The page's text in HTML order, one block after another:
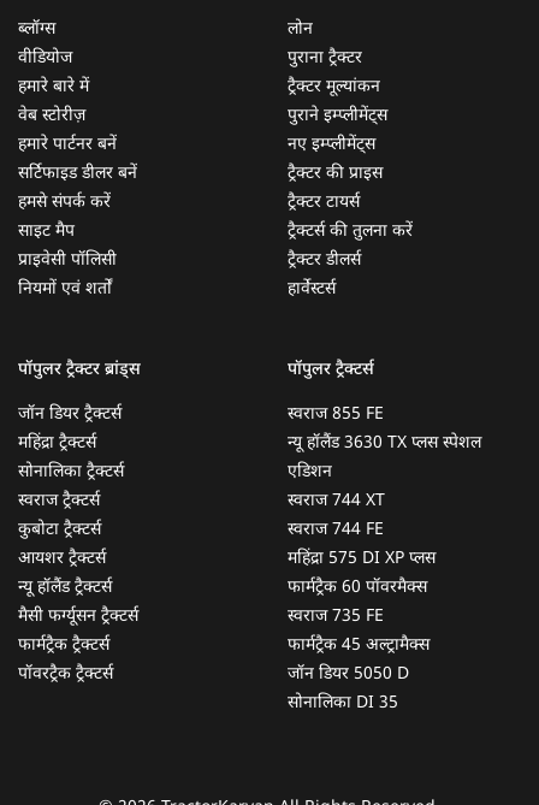
ब्लॉग्स
वीडियोज
हमारे बारे में
वेब स्टोरीज़
हमारे पार्टनर बनें
सर्टिफाइड डीलर बनें
हमसे संपर्क करें
साइट मैप
प्राइवेसी पॉलिसी
नियमों एवं शर्तों
लोन
पुराना ट्रैक्टर
ट्रैक्टर मूल्यांकन
पुराने इम्प्लीमेंट्स
नए इम्प्लीमेंट्स
ट्रैक्टर की प्राइस
ट्रैक्टर टायर्स
ट्रैक्टर्स की तुलना करें
ट्रैक्टर डीलर्स
हार्वेस्टर्स
पॉपुलर ट्रैक्टर ब्रांड्स
जॉन डियर ट्रैक्टर्स
महिंद्रा ट्रैक्टर्स
सोनालिका ट्रैक्टर्स
स्वराज ट्रैक्टर्स
कुबोटा ट्रैक्टर्स
आयशर ट्रैक्टर्स
न्यू हॉलैंड ट्रैक्टर्स
मैसी फर्ग्यूसन ट्रैक्टर्स
फार्मट्रैक ट्रैक्टर्स
पॉवरट्रैक ट्रैक्टर्स
पॉपुलर ट्रैक्टर्स
स्वराज 855 FE
न्यू हॉलैंड 3630 TX प्लस स्पेशल
एडिशन
स्वराज 744 XT
स्वराज 744 FE
महिंद्रा 575 DI XP प्लस
फार्मट्रैक 60 पॉवरमैक्स
स्वराज 735 FE
फार्मट्रैक 45 अल्ट्रामैक्स
जॉन डियर 5050 D
सोनालिका DI 35